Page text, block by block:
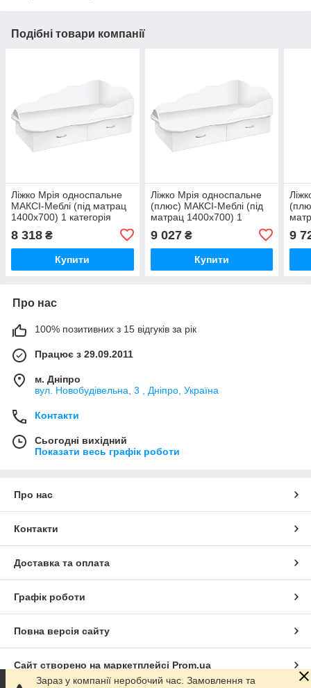
Подібні товари компанії
Ліжко Мрія односпальне
МАКСІ-Меблі (під матрац
1400х700) 1 категорія
8 318 ₴
Купити
Ліжко Мрія односпальне
(плюс) МАКСІ-Меблі (під
матрац 1400х700) 1
(9967)
9 027₴
Купити
9
Про нас
100% позитивних з 15 відгуків за рік
Працює з 29.09.2011
м. Дніпро
вул. Новобудівельна, 3 , Дніпро, Україна
Контакти
Сьогодні вихідний
Показати весь графік роботи
Про нас
Контакти
Доставка та оплата
Графік роботи
Повна версія сайту
Сайт створено на маркетплейсі Prom.ua
Зараз у компанії неробочий час. Замовлення та